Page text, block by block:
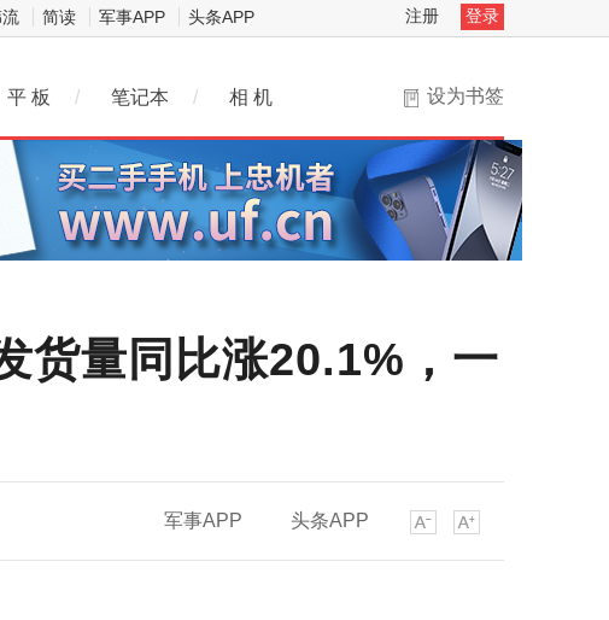
简读 军事APP 头条APP 注册 登录
设为书签
平 板 / 笔记本 / 相 机
货量同比涨20.1%，一
军事APP 头条APP